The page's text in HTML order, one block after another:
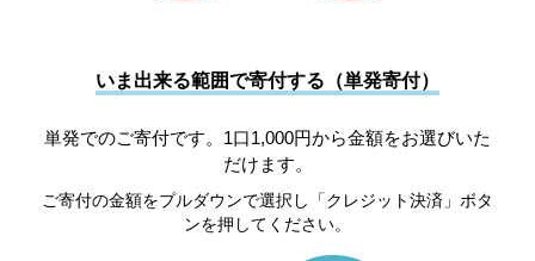
いま出来る範囲で寄付する（単発寄付）
単発でのご寄付です。1口1,000円から金額をお選びいた
だけます。
ご寄付の金額をプルダウンで選択し「クレジット決済」ボタ
ンを押してください。